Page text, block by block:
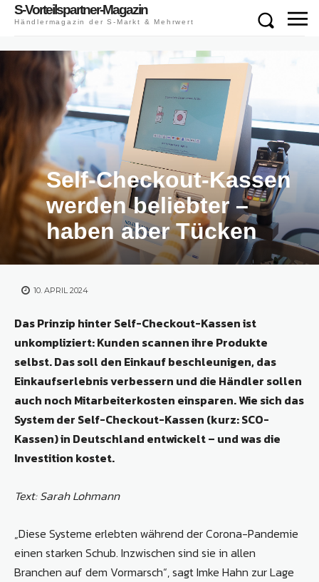
S-Vorteilspartner-Magazin
Händlermagazin der S-Markt & Mehrwert
Self-Checkout-Kassen
werden beliebter –
haben aber Tücken
10. APRIL 2024
Das Prinzip hinter Self-Checkout-Kassen ist
unkompliziert: Kunden scannen ihre Produkte
selbst. Das soll den Einkauf beschleunigen, das
Einkaufserlebnis verbessern und die Händler sollen
auch noch Mitarbeiterkosten einsparen. Wie sich das
System der Self-Checkout-Kassen (kurz: SCO-
Kassen) in Deutschland entwickelt – und was die
Investition kostet.
Text: Sarah Lohmann
„Diese Systeme erlebten während der Corona-Pandemie
einen starken Schub. Inzwischen sind sie in allen
Branchen auf dem Vormarsch“, sagt Imke Hahn zur Lage